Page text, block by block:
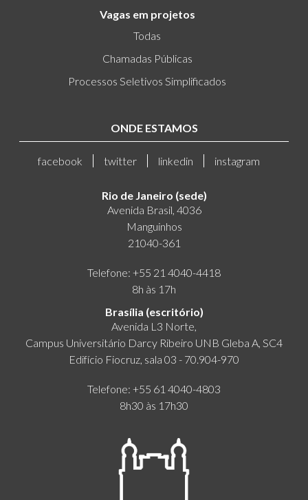
Vagas em projetos
Todas
Chamadas Públicas
Processos Seletivos Simplificados
ONDE ESTAMOS
facebook twitter linkedin instagram
Rio de Janeiro (sede)
Avenida Brasil, 4036
Manguinhos
21040-361
Telefone: +55 21 4040-4418
8h às 17h
Brasília (escritório)
Avenida L3 Norte,
Campus Universitário Darcy Ribeiro UNB Gleba A, SC4
Edifício Fiocruz, sala 03 - 70.904-970
Telefone: +55 61 4040-4803
8h30 às 17h30